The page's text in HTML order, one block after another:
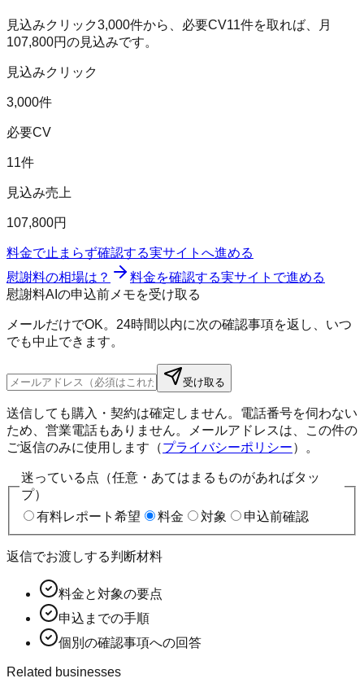
見込みクリック3,000件から、必要CV11件を取れば、月
107,800円の見込みです。
見込みクリック
3,000件
必要CV
11件
見込み売上
107,800円
料金で止まらず確認する実サイトへ進める
慰謝料の相場は？
料金を確認する実サイトで進める
慰謝料AIの申込前メモを受け取る
メールだけでOK。24時間以内に次の確認事項を返し、いつ
でも中止できます。
受け取る
送信しても購入・契約は確定しません。電話番号を伺わない
ため、営業電話もありません。メールアドレスは、この件の
ご返信のみに使用します（プライバシーポリシー）。
迷っている点（任意・あてはまるものがあればタッ
プ）
有料レポート希望
料金 対象 申込前確認
返信でお渡しする判断材料
料金と対象の要点
申込までの手順
個別の確認事項への回答
Related businesses